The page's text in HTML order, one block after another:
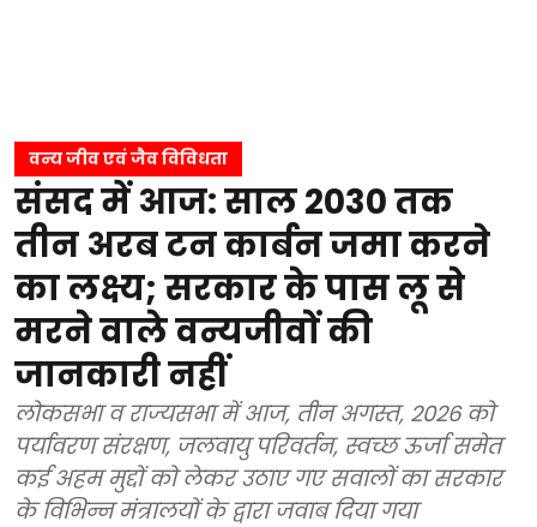
वन्य जीव एवं जैव विविधता
संसद में आज: साल 2030 तक
तीन अरब टन कार्बन जमा करने
का लक्ष्य; सरकार के पास लू से
मरने वाले वन्यजीवों की
जानकारी नहीं
लोकसभा व राज्यसभा में आज, तीन अगस्त, 2026 को
पर्यावरण संरक्षण, जलवायु परिवर्तन, स्वच्छ ऊर्जा समेत
कई अहम मुद्दों को लेकर उठाए गए सवालों का सरकार
के विभिन्न मंत्रालयों के द्वारा जवाब दिया गया